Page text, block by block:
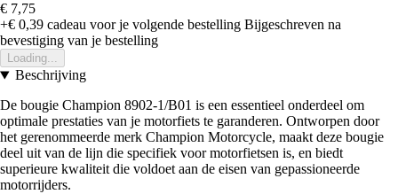
€ 7,75
+€ 0,39 cadeau voor je volgende bestelling Bijgeschreven na
bevestiging van je bestelling
Loading...
Beschrijving
De bougie Champion 8902-1/B01 is een essentieel onderdeel om
optimale prestaties van je motorfiets te garanderen. Ontworpen door
het gerenommeerde merk Champion Motorcycle, maakt deze bougie
deel uit van de lijn die specifiek voor motorfietsen is, en biedt
superieure kwaliteit die voldoet aan de eisen van gepassioneerde
motorrijders.